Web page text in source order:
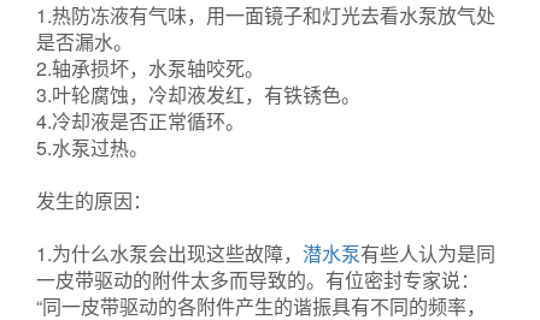
1.热防冻液有气味，用一面镜子和灯光去看水泵放气处
是否漏水。
2.轴承损坏，水泵轴咬死。
3.叶轮腐蚀，冷却液发红，有铁锈色。
4.冷却液是否正常循环。
5.水泵过热。
发生的原因：
1.为什么水泵会出现这些故障， 潜水泵有些人认为是同
一皮带驱动的附件太多而导致的。有位密封专家说：
“同一皮带驱动的各附件产生的谐振具有不同的频率，